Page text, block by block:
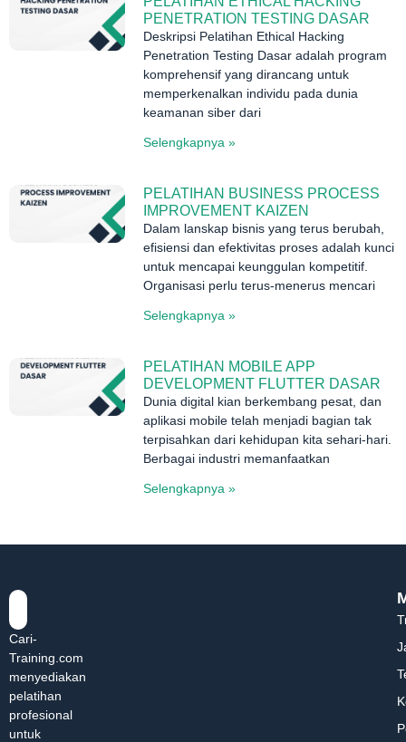
PENETRATION TESTING DASAR
Deskripsi Pelatihan Ethical Hacking
Penetration Testing Dasar adalah program
komprehensif yang dirancang untuk
memperkenalkan individu pada dunia
keamanan siber dari
Selengkapnya »
PELATIHAN BUSINESS PROCESS
IMPROVEMENT KAIZEN
Dalam lanskap bisnis yang terus berubah,
efisiensi dan efektivitas proses adalah kunci
untuk mencapai keunggulan kompetitif.
Organisasi perlu terus-menerus mencari
Selengkapnya »
PELATIHAN MOBILE APP
DEVELOPMENT FLUTTER DASAR
Dunia digital kian berkembang pesat, dan
aplikasi mobile telah menjadi bagian tak
terpisahkan dari kehidupan kita sehari-hari.
Berbagai industri memanfaatkan
Selengkapnya »
Cari-
Training.com
menyediakan
pelatihan
profesional
untuk